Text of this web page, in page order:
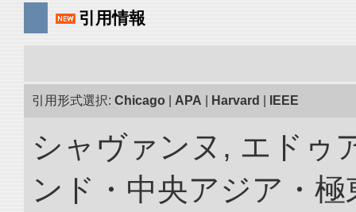
引用情報
引用形式選択: Chicago APA Harvard IEEE
シャヴァンヌ, エドゥ
ンド・中央アジア・